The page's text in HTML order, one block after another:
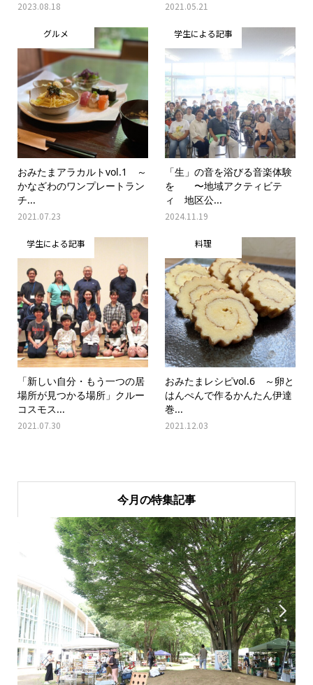
2023.08.18 2021.05.21
グルメ
おみたまアラカルトvol.1 ～
かなざわのワンプレートラン
チ...
2021.07.23
学生による記事
「生」の音を浴びる音楽体験
を 〜地域アクティビテ
ィ 地区公...
2024.11.19
学生による記事
「新しい自分・もう一つの居
場所が見つかる場所」クルー
コスモス...
2021.07.30
料理
おみたまレシピvol.6 ～卵と
はんぺんで作るかんたん伊達
巻...
2021.12.03
今月の特集記事
 